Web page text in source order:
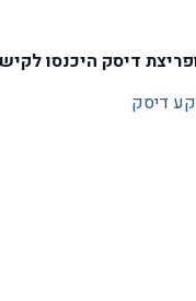
דיסק היכנסו
דיסק